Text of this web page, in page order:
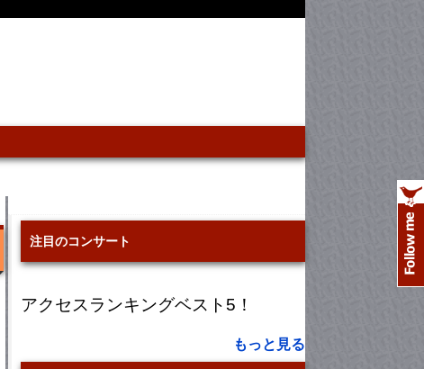
注目のコンサート
アクセスランキングベスト5！
もっと見る